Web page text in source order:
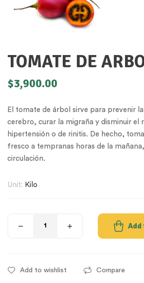
TOMATE DE
$3,900.00
El tomate de árbol sirve para prevenir
cerebro, curar la migraña y disminuir el
hipertensión o de rinitis. De hecho,
fresco a tempranas horas de la
circulación.
Unit: Kilo
Add to wishlist Compare